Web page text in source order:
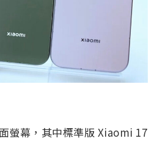
螢幕，其中標準版 Xiaomi 17